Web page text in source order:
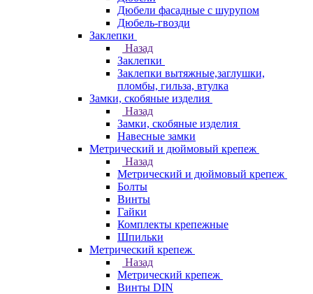
Дюбели фасадные с шурупом
Дюбель-гвозди
Заклепки
Назад
Заклепки
Заклепки вытяжные,заглушки,
пломбы, гильза, втулка
Замки, скобяные изделия
Назад
Замки, скобяные изделия
Навесные замки
Метрический и дюймовый крепеж
Назад
Метрический и дюймовый крепеж
Болты
Винты
Гайки
Комплекты крепежные
Шпильки
Метрический крепеж
Назад
Метрический крепеж
Винты DIN